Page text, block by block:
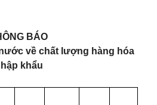
BÁO
về chất lượng hàng hóa
khẩu